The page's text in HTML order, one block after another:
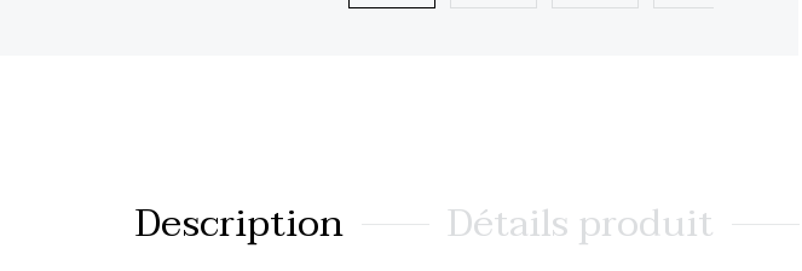
Description Détails produit